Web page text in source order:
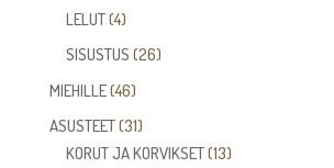
LELUT 44
tuotetta
SISUSTUS 2626
MIEHILLE 4646
tuotetta
ASUSTEET 3131
tuotetta
KORUT JA KORVIKSET 1313